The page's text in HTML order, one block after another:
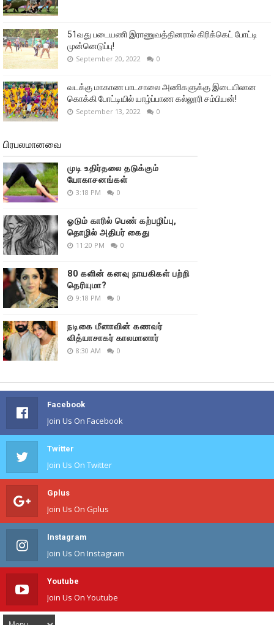
51வது படையணி இராணுவத்தினரால் கிரிக்கெட் போட்டி
முன்னெடுப்பு!
September 20, 2022 0
வடக்கு மாகாண பாடசாலை அணிகளுக்கு இடையிலான
கொக்கி போட்டியில் யாழ்ப்பாண கல்லூரி சம்பியன்!
September 13, 2022 0
பிரபலமானவை
முடி உதிர்தலை தடுக்கும்
யோகாசனங்கள்
3:18 PM 0
ஓடும் காரில் பெண் கற்பழிப்பு,
தொழில் அதிபர் கைது
11:20 PM 0
80 களின் கனவு நாயகிகள் பற்றி
தெரியுமா?
9:18 PM 0
நடிகை மீனாவின் கணவர்
வித்யாசாகர் காலமானார்
8:30 AM 0
Facebook
Join Us On Facebook
Twitter
Join Us On Twitter
Gplus
Join Us On Gplus
Instagram
Join Us On Instagram
Youtube
Join Us On Youtube